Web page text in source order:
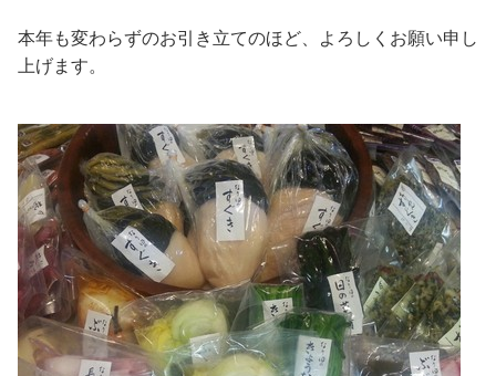
本年も変わらずのお引き立てのほど、よろしくお願い申し
上げます。